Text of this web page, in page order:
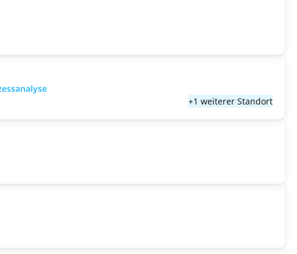
+1 weiterer Standort